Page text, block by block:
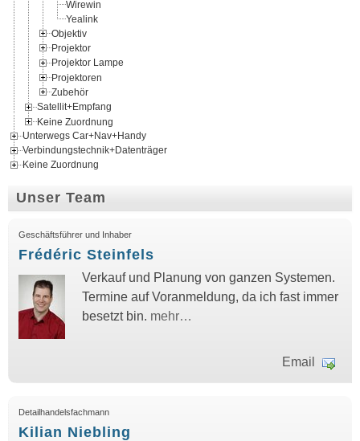
Wirewin
Yealink
Objektiv
Projektor
Projektor Lampe
Projektoren
Zubehör
Satellit+Empfang
Keine Zuordnung
Unterwegs Car+Nav+Handy
Verbindungstechnik+Datenträger
Keine Zuordnung
Unser Team
Geschäftsführer und Inhaber
Frédéric Steinfels
Verkauf und Planung von ganzen Systemen.
Termine auf Voranmeldung, da ich fast immer
besetzt bin. mehr…
Email
Detailhandelsfachmann
Kilian Niebling